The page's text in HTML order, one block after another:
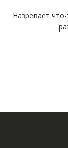
Назревает